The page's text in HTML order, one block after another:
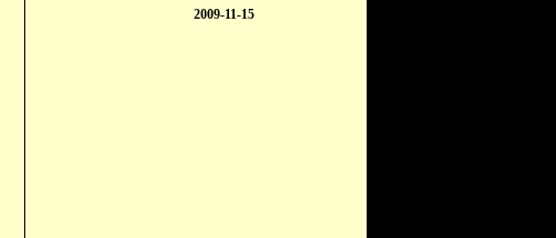
2009-11-15